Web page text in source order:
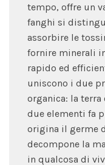
tempo, offre un
fanghi si
assorbire le
fornire minerali
rapido ed
uniscono i due
organica: la terra
due elementi fa
origina il germe
decompone la
in qualcosa di